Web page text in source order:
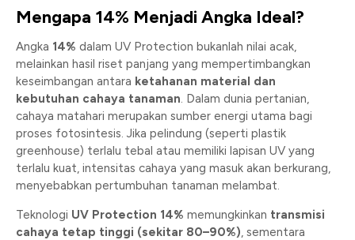
Mengapa 14% Menjadi Angka Ideal?
Angka 14% dalam UV Protection bukanlah nilai acak,
melainkan hasil riset panjang yang mempertimbangkan
keseimbangan antara ketahanan material dan
kebutuhan cahaya tanaman. Dalam dunia pertanian,
cahaya matahari merupakan sumber energi utama bagi
proses fotosintesis. Jika pelindung (seperti plastik
greenhouse) terlalu tebal atau memiliki lapisan UV yang
terlalu kuat, intensitas cahaya yang masuk akan berkurang,
menyebabkan pertumbuhan tanaman melambat.
Teknologi UV Protection 14% memungkinkan transmisi
cahaya tetap tinggi (sekitar 80–90%), sementara